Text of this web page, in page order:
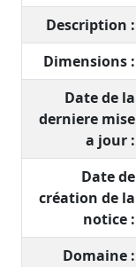
Description :
Dimensions :
Date de la
derniere mise
a jour :
Date de
création de la
notice :
Domaine :